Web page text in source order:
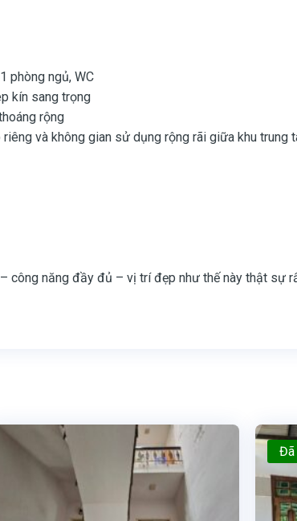
phòng ngủ, WC
kín sang trọng
rộng
và không gian sử dụng rộng rãi giữa khu
công năng đầy đủ – vị trí đẹp như thế này thật sự
Đã